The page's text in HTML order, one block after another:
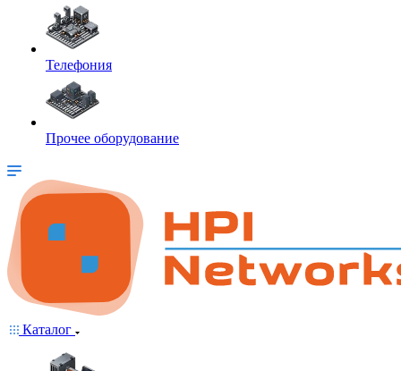
Телефония
Прочее оборудование
Каталог